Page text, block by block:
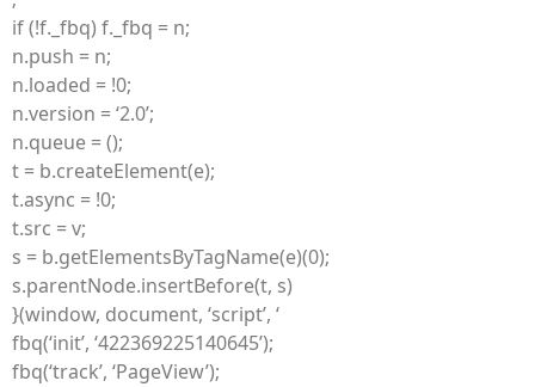
if (!f._fbq) f._fbq = n;
n.push = n;
n.loaded = !0;
n.version = ‘2.0’;
n.queue = ();
t = b.createElement(e);
t.async = !0;
t.src = v;
s = b.getElementsByTagName(e)(0);
s.parentNode.insertBefore(t, s)
}(window, document, ‘script’, ‘
fbq(‘init’, ‘422369225140645’);
fbq(‘track’, ‘PageView’);